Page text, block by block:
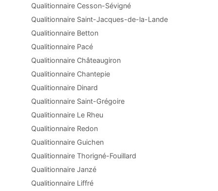
Qualitionnaire Cesson-Sévigné
Qualitionnaire Saint-Jacques-de-la-Lande
Qualitionnaire Betton
Qualitionnaire Pacé
Qualitionnaire Châteaugiron
Qualitionnaire Chantepie
Qualitionnaire Dinard
Qualitionnaire Saint-Grégoire
Qualitionnaire Le Rheu
Qualitionnaire Redon
Qualitionnaire Guichen
Qualitionnaire Thorigné-Fouillard
Qualitionnaire Janzé
Qualitionnaire Liffré